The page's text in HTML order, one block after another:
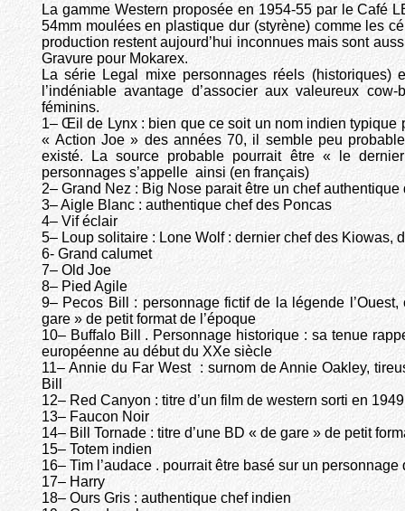
La gamme Western proposée en 1954-55 par le Café
54mm moulées en plastique dur (styrène) comme les
production restent aujourd’hui inconnues mais sont
Gravure pour Mokarex.
La série Legal mixe personnages réels (historiques)
l’indéniable avantage d’associer aux valeureux
féminins.
1– Œil de Lynx : bien que ce soit un nom indien typique
« Action Joe » des années 70, il semble peu
existé. La source probable pourrait être « le
personnages s’appelle ainsi (en français)
2– Grand Nez : Big Nose parait être un chef authentique
3– Aigle Blanc : authentique chef des Poncas
4– Vif éclair
5– Loup solitaire : Lone Wolf : dernier chef des Kiowas,
6- Grand calumet
7– Old Joe
8– Pied Agile
9– Pecos Bill : personnage fictif de la légende
gare » de petit format de l’époque
10– Buffalo Bill . Personnage historique : sa tenue
européenne au début du XXe siècle
11– Annie du Far West : surnom de Annie Oakley,
Bill
12– Red Canyon : titre d’un film de western sorti en 1949
13– Faucon Noir
14– Bill Tornade : titre d’une BD « de gare » de petit
15– Totem indien
16– Tim l’audace . pourrait être basé sur un
17– Harry
18– Ours Gris : authentique chef indien